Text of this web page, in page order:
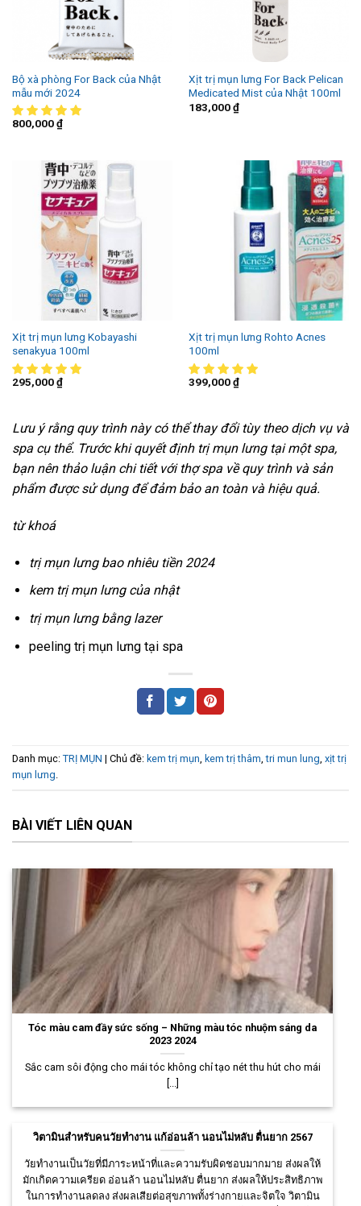
Bộ xà phòng For Back của Nhật
mẫu mới 2024
800,000₫
Xịt trị mụn lưng For Back Pelican
Medicated Mist của Nhật 100ml
183,000₫
Xịt trị mụn lưng Kobayashi
senakyua 100ml
295,000₫
Xịt trị mụn lưng Rohto Acnes
100ml
399,000₫
Lưu ý rằng quy trình này có thể thay đổi tùy theo dịch vụ và
spa cụ thể. Trước khi quyết định trị mụn lưng tại một spa,
bạn nên thảo luận chi tiết với thợ spa về quy trình và sản
phẩm được sử dụng để đảm bảo an toàn và hiệu quả.
từ khoá
trị mụn lưng bao nhiêu tiền 2024
kem trị mụn lưng của nhật
trị mụn lưng bằng lazer
peeling trị mụn lưng tại spa
Danh mục: TRỊ MỤN | Chủ đề: kem trị mụn kem trị thâm ,tri mun lung xịt trị
mụn lưng
BÀI VIẾT LIÊN QUAN
Tóc màu cam đầy sức sống – Những màu tóc nhuộm sáng da
2023 2024
Sắc cam sôi động cho mái tóc không chỉ tạo nét thu hút cho mái
[...]
วิตามินสำหรับคนวัยทำงาน แก้อ่อนล้า นอนไม่หลับ ตื่นยาก 2567
วัยทำงานเป็นวัยที่มีภาระหน้าที่และความรับผิดชอบมากมาย ส่งผลให้
มักเกิดความเครียด อ่อนล้า นอนไม่หลับ ตื่นยาก ส่งผลให้ประสิทธิภาพ
ในการทำงานลดลง ส่งผลเสียต่อสุขภาพทั้งร่างกายและจิตใจ วิตามิน